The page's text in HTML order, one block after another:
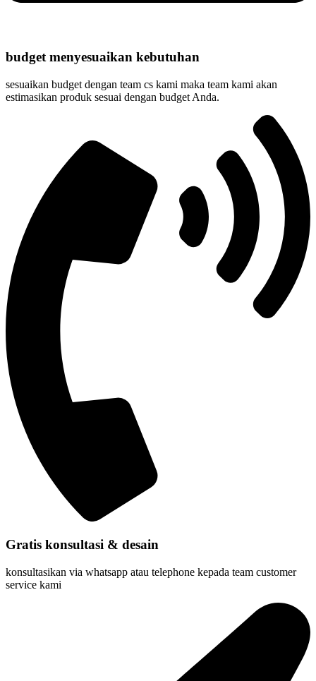
budget menyesuaikan kebutuhan
sesuaikan budget dengan team cs kami maka team kami akan
estimasikan produk sesuai dengan budget Anda.
Gratis konsultasi & desain
konsultasikan via whatsapp atau telephone kepada team customer
service kami